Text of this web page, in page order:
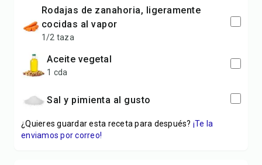
rodajas de zanahoria, ligeramente
cocidas al vapor
1/2 taza
aceite vegetal
1 cda
sal y pimienta al gusto
¿Quieres guardar esta receta para después? ¡Te la
enviamos por correo!